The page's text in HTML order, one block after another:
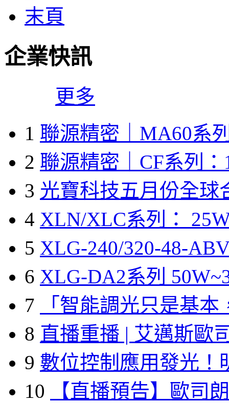
末頁
企業快訊
更多
1 聯源精密｜MA60系
2 聯源精密｜CF系列：
3 光寶科技五月份全球
4 XLN/XLC系列：
5 XLG-240/320-48-
6 XLG-DA2系列
7
「智能調光只是基本
8 直播重播 | 艾邁斯歐
9 數位控制應用發光！
10
【直播預告】歐司